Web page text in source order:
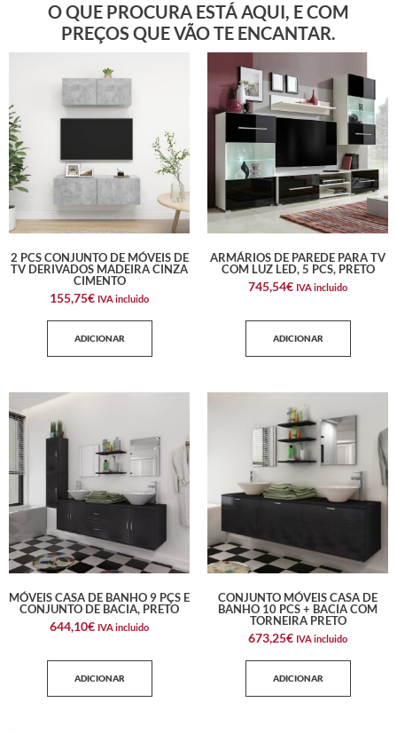
O QUE PROCURA ESTÁ AQUI, E COM
PREÇOS QUE VÃO TE ENCANTAR.
2 PCS CONJUNTO DE MÓVEIS DE
TV DERIVADOS MADEIRA CINZA
CIMENTO
155,75€ IVA incluido
ADICIONAR
ARMÁRIOS DE PAREDE PARA TV
COM LUZ LED, 5 PCS, PRETO
745,54€ IVA incluido
ADICIONAR
MÓVEIS CASA DE BANHO 9 PÇS E
CONJUNTO DE BACIA, PRETO
644,10€ IVA incluido
ADICIONAR
CONJUNTO MÓVEIS CASA DE
BANHO 10 PCS + BACIA COM
TORNEIRA PRETO
673,25€ IVA incluido
ADICIONAR